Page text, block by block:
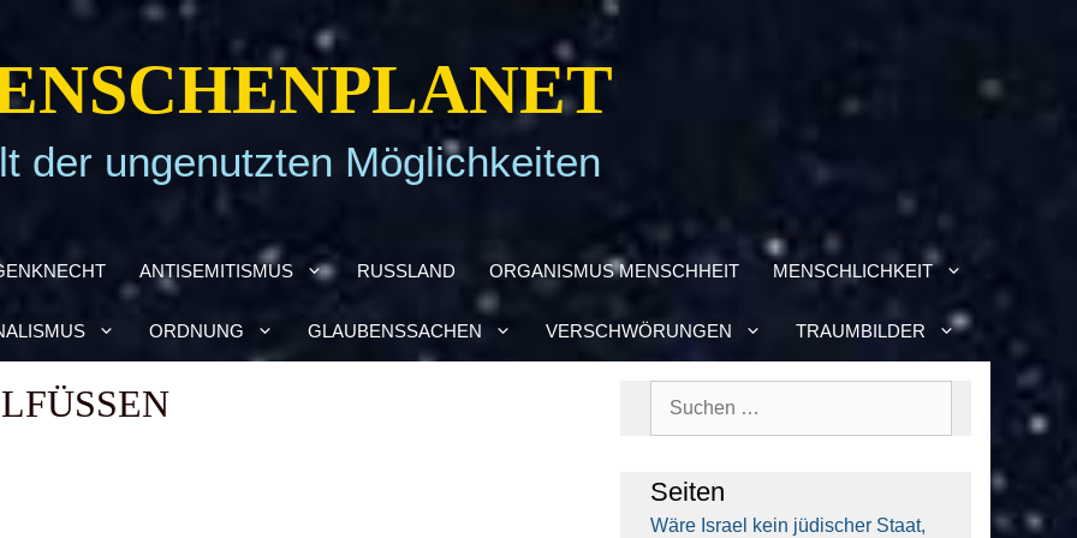
der ungenutzten Möglichkeiten
ANTI­SE­MI­TIS­MUS RUSS­LAND ORGA­NIS­MUS MENSCH­HEIT MENSCH­LICH­KEIT
ORD­NUNG GLAU­BENS­SA­CHEN VER­SCHWÖ­RUN­GEN TRAUM­BIL­DER
Sei­ten
Wäre Isra­el kein jüdi­scher Staat,